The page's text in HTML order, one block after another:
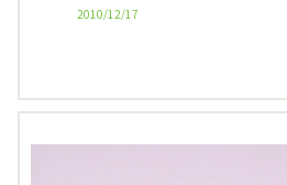
2010/12/17